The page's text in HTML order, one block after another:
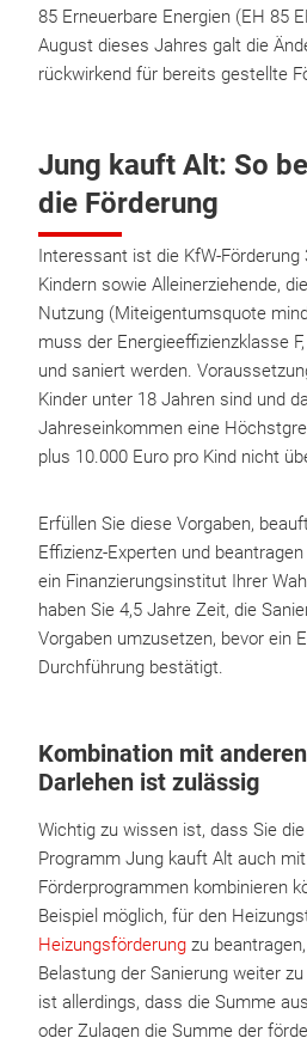
85 Erneuerbare Energien (EH 85
August dieses Jahres galt die
rückwirkend für bereits gestellte
Jung kauft Alt: So
die Förderung
Interessant ist die KfW-
Kindern sowie Allein­erziehende,
Nutzung (Mit­eigentums­quote
muss der Energieeffizienzklasse
und saniert werden.
Kinder unter 18 Jahren sind und
Jahreseinkommen eine
plus 10.000 Euro pro Kind nicht
Erfüllen Sie diese Vorgaben,
Effizienz-Experten und
ein Finanzierungsinstitut Ihrer
haben Sie 4,5 Jahre Zeit, die
Vorgaben umzusetzen, bevor ein
Durchführung bestätigt.
Kombination mit
Darlehen ist zulässig
Wichtig zu wissen ist, dass Sie
Programm Jung kauft Alt auch
Förderprogrammen kombinieren
Beispiel möglich, für den
Heizungsförderung zu
Belastung der Sanierung weiter
ist allerdings, dass die Summe
oder Zulagen die Summe der